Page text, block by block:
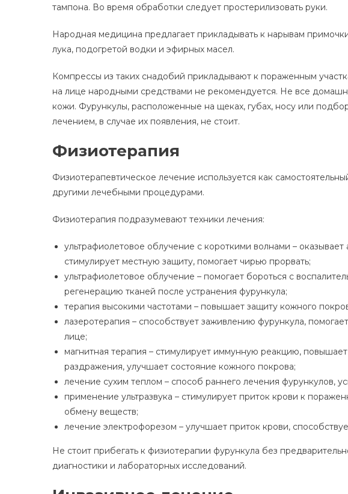
тампона. Во время обработки следует простерилизовать руки.
Народная медицина предлагает прикладывать к нарывам
лука, подогретой водки и эфирных масел.
Компрессы из таких снадобий прикладывают к пораженным
на лице народными средствами не рекомендуется. Не все
кожи. Фурункулы, расположенные на щеках, губах, носу или
лечением, в случае их появления, не стоит.
Физиотерапия
Физиотерапевтическое лечение используется как
другими лечебными процедурами.
Физиотерапия подразумевают техники лечения:
ультрафиолетовое облучение с короткими волнами –
стимулирует местную защиту, помогает чирью прорвать;
ультрафиолетовое облучение – помогает бороться с
регенерацию тканей после устранения фурункула;
терапия высокими частотами – повышает защиту кожного
лазеротерапия – способствует заживлению фурункула,
лице;
магнитная терапия – стимулирует иммунную реакцию,
раздражения, улучшает состояние кожного покрова;
лечение сухим теплом – способ раннего лечения фурункулов,
применение ультразвука – стимулирует приток крови к
обмену веществ;
лечение электрофорезом – улучшает приток крови,
Не стоит прибегать к физиотерапии фурункула без
диагностики и лабораторных исследований.